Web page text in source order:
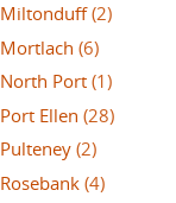
Miltonduff (2)
Mortlach (6)
North Port (1)
Port Ellen (28)
Pulteney (2)
Rosebank (4)